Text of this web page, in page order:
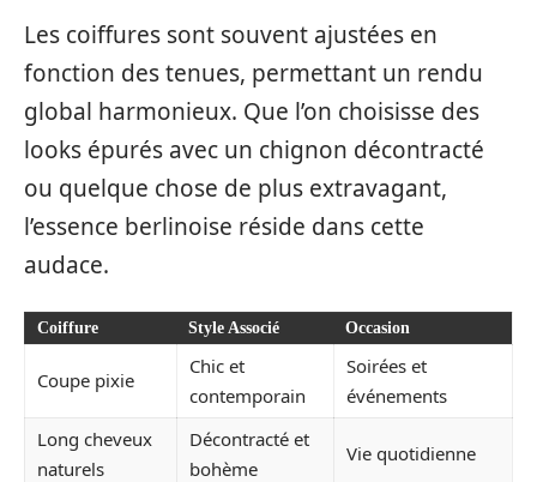
Les coiffures sont souvent ajustées en
fonction des tenues, permettant un rendu
global harmonieux. Que l’on choisisse des
looks épurés avec un chignon décontracté
ou quelque chose de plus extravagant,
l’essence berlinoise réside dans cette
audace.
Coiffure Style Associé Occasion
Coupe pixie
Chic et
contemporain
Soirées et
événements
Long cheveux
naturels
Décontracté et
bohème
Vie quotidienne